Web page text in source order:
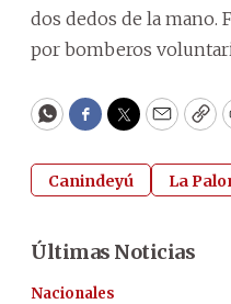
dos dedos de la mano.
por bomberos
WhatsApp
Facebook
Twitter
Email
Canindeyú La
Últimas Noticias
Nacionales